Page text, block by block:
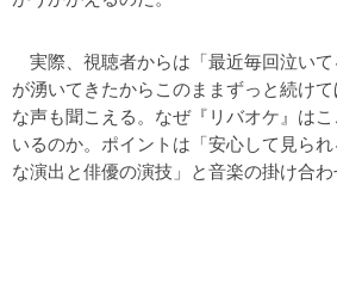
実際、視聴者からは「最近毎回泣い
が湧いてきたからこのままずっと続け
な声も聞こえる。なぜ『リバオケ』は
いるのか。ポイントは「安心して見ら
な演出と俳優の演技」と音楽の掛け合わ